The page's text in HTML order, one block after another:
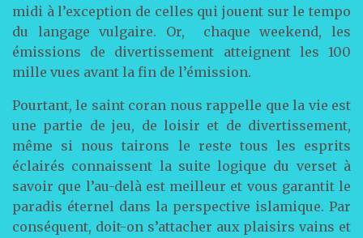
midi à l’exception de celles qui jouent sur le tempo
du langage vulgaire. Or, chaque weekend, les
émissions de divertissement atteignent les 100
mille vues avant la fin de l’émission.
Pourtant, le saint coran nous rappelle que la vie est
une partie de jeu, de loisir et de divertissement,
même si nous tairons le reste tous les esprits
éclairés connaissent la suite logique du verset à
savoir que l’au-delà est meilleur et vous garantit le
paradis éternel dans la perspective islamique. Par
conséquent, doit-on s’attacher aux plaisirs vains et